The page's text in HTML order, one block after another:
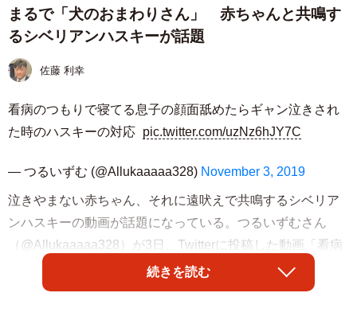
まるで「犬のおまわりさん」 赤ちゃんと共鳴す
るシベリアンハスキーが話題
佐藤 利幸
看病のつもりで寝てる息子の顔面舐めたらギャン泣きされ
た時のハスキーの対応 pic.twitter.com/uzNz6hJY7C
— つるいずむ (@Allukaaaaa328) November 3, 2019
泣きやまない赤ちゃん、それに遠吠えで共鳴するシベリア
ンハスキーの動画が話題になっている。つるいずむさん
（@Allukaaaaa328）が3日、Twitterに投稿した動画「看病
のつもりで寝てる息子の顔面舐めたらギャン泣きされた時
のハスキーの対応」の再生回数が360万回を超えた。
続きを読む